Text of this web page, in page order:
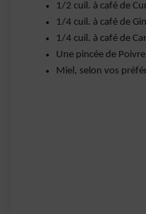
1/2 cuil. à café de
1/4 cuil. à café de
1/4 cuil. à café de
Une pincée de
Miel, selon vos